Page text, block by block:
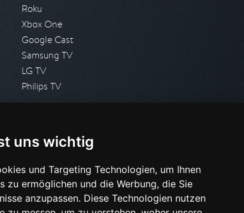
uns wichtig
und Targeting Technologien, um Ihnen
zu ermöglichen und die Werbung, die Sie
anzupassen. Diese Technologien nutzen
Roku
Xbox One
Google Cast
Samsung TV
LG TV
Philips TV
Presseanfrage stellen
HILFE & SUPPORT
Häufig gestellte Fragen